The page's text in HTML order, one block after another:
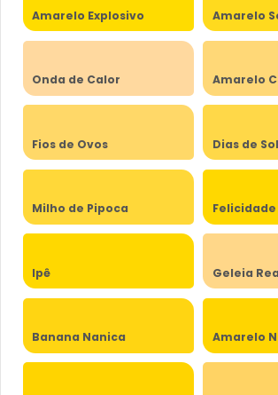
Amarelo Explosivo Amarelo
Onda de Calor Amarelo
Fios de Ovos Dias de Sol
Milho de Pipoca Felicidade
Ipê Geleia
Banana Nanica Amarelo